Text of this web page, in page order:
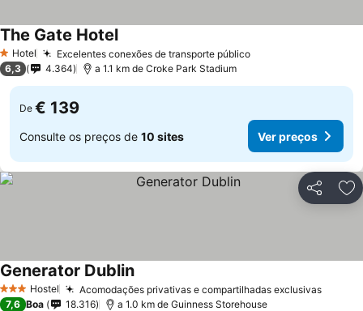
1 Estrelas
Hotel Excelentes conexões de transporte público
The Gate Hotel
6,3 4.364 a 1.1 km de Croke Park Stadium
De € 139
Consulte os preços de 10 sites Ver preços
Partilhar
3 EstrelasHostel Acomodações privativas e compartilhadas exclusivas
Generator Dublin
7,6 Boa 18.316 a 1.0 km de Guinness Storehouse